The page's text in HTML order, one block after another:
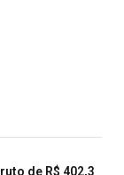
de R$ 402,3